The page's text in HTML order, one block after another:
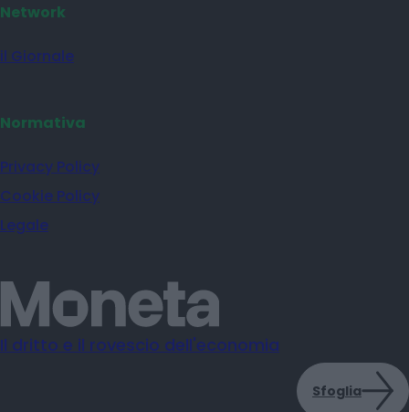
Network
il Giornale
Normativa
Privacy Policy
Cookie Policy
Legale
Il dritto e il rovescio dell'economia
Sfoglia